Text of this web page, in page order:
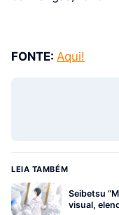
FONTE: Aqui!
LEIA TAMBÉM
Seibetsu
visual,